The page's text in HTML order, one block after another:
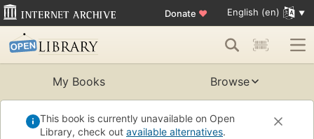
Donate ♥ English (en)
My Books Browse
This book is currently unavailable on Open
Library, check out available alternatives.